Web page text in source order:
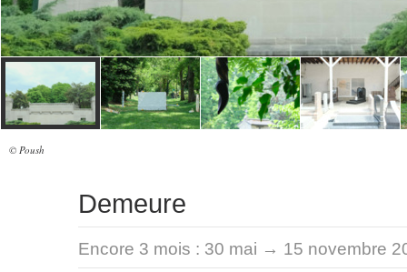
© Poush
Demeure
Encore 3 mois : 30 mai → 15 novembre